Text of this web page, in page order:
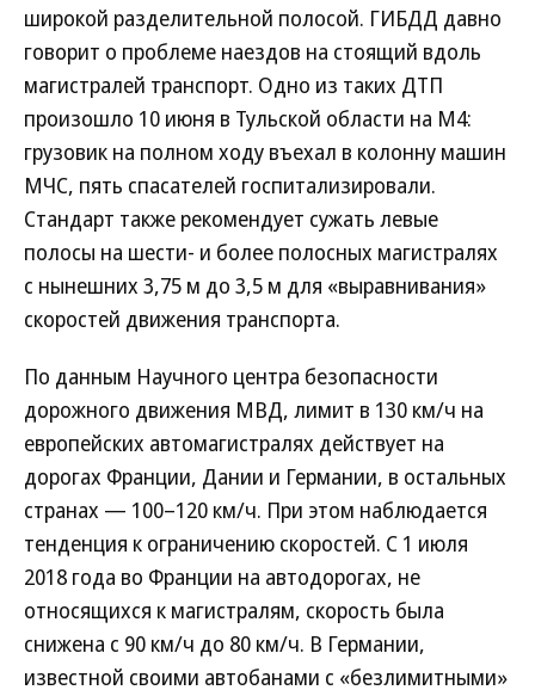
широкой разделительной полосой. ГИБДД давно
говорит о проблеме наездов на стоящий вдоль
магистралей транспорт. Одно из таких ДТП
произошло 10 июня в Тульской области на М4:
грузовик на полном ходу въехал в колонну машин
МЧС, пять спасателей госпитализировали.
Стандарт также рекомендует сужать левые
полосы на шести- и более полосных магистралях
с нынешних 3,75 м до 3,5 м для «выравнивания»
скоростей движения транспорта.
По данным Научного центра безопасности
дорожного движения МВД, лимит в 130 км/ч на
европейских автомагистралях действует на
дорогах Франции, Дании и Германии, в остальных
странах — 100–120 км/ч. При этом наблюдается
тенденция к ограничению скоростей. С 1 июля
2018 года во Франции на автодорогах, не
относящихся к магистралям, скорость была
снижена с 90 км/ч до 80 км/ч. В Германии,
известной своими автобанами с «безлимитными»